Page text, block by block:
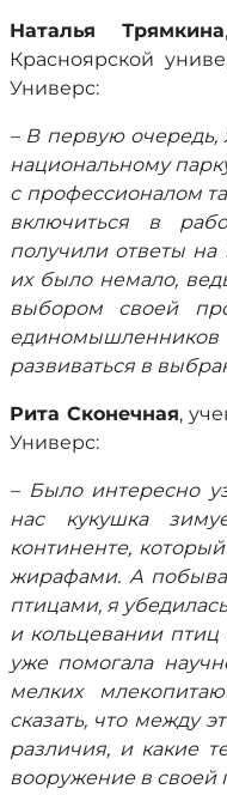
Наталья Трямкина
Красноярской
Универс:
– В первую очередь,
национальному
с профессионалом
включиться в
получили ответы
их было немало,
выбором своей
развиваться в
Рита Сконечная,
Универс:
– Было интересно
нас кукушка
континенте,
жирафами. А
птицами, я
и кольцевании
уже помогала
мелких
сказать, что между
различия, и какие
вооружение в своей